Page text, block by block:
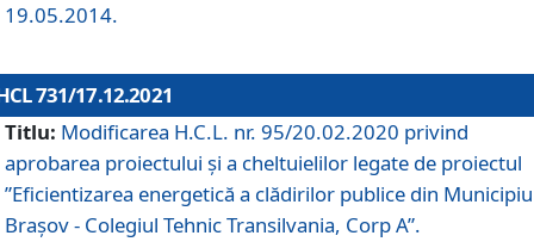
19.05.2014.
731/17.12.2021
Titlu: Modificarea H.C.L. nr. 95/20.02.2020 privind
aprobarea proiectului și a cheltuielilor legate de proiectul
”Eficientizarea energetică a clădirilor publice din
Brașov - Colegiul Tehnic Transilvania, Corp A”.